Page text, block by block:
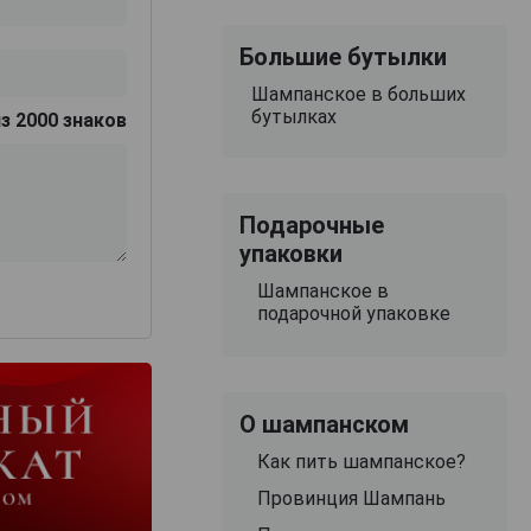
2000 знаков
Большие бутылки
Шампанское в больших
бутылках
Подарочные
упаковки
Шампанское в
подарочной упаковке
О шампанском
Как пить шампанское?
Провинция Шампань